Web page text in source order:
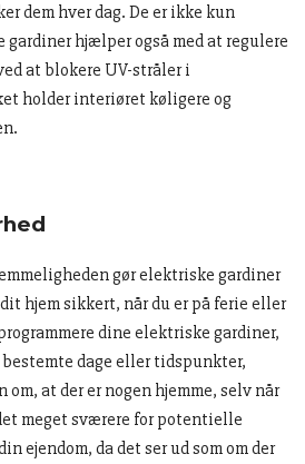
dem hver dag. De er ikke kun
hjælper også med at regulere
at blokere UV-stråler i
holder interiøret køligere og
gør elektriske gardiner
hjem sikkert, når du er på ferie eller
dine elektriske gardiner,
bestemte dage eller tidspunkter,
at der er nogen hjemme, selv når
meget sværere for potentielle
ejendom, da det ser ud som om der